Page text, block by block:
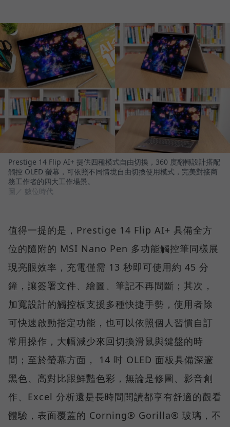
Prestige 14 Flip AI+ 提供四種模式自由切換，360 度翻轉設計搭配
觸控 OLED 螢幕，可依照不同情境自由切換使用模式，完美對接商
務工作者的四大工作場景。
圖／ 數位時代
值得一提的是，Prestige 14 Flip AI+ 具備全方
位的隨附的 MSI Nano Pen 多功能觸控筆同樣展
現亮眼效率，充電僅需 13 秒即可使用約 45 分
鐘，讓簽署文件、繪圖、筆記不再間斷；其次，
加寬設計的觸控板支援多種快捷手勢，使用者除
可快速啟動指定功能，也可以依照個人習慣自訂
常用操作，大幅減少來回切換滑鼠與鍵盤的時
間；至於螢幕方面， 14 吋 OLED 面板具備深邃
黑色、高對比跟鮮豔色彩，無論是修圖、影音創
作、Excel 分析還是長時間閱讀都享有舒適的觀看
體驗，表面覆蓋的 Corning® Gorilla® 玻璃，不